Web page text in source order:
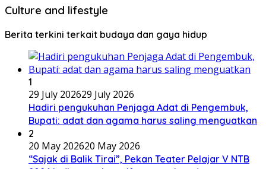
Culture and lifestyle
Berita terkini terkait budaya dan gaya hidup
1
29 July 202629 July 2026
Hadiri pengukuhan Penjaga Adat di Pengembuk,
Bupati: adat dan agama harus saling menguatkan
2
20 May 202620 May 2026
“Sajak di Balik Tirai”, Pekan Teater Pelajar V NTB